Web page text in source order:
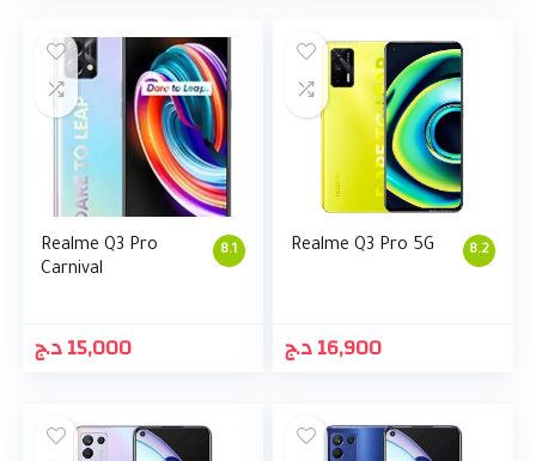
8.1
Realme Q3 Pro
Carnival
15,000د.ج
8.2
Realme Q3 Pro 5G
16,900د.ج